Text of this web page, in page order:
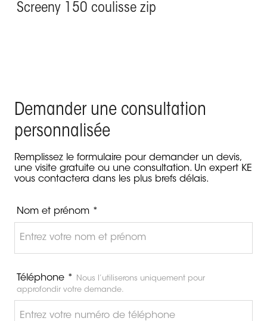
Screeny 150 coulisse zip
Demander une consultation
personnalisée
Remplissez le formulaire pour demander un devis,
une visite gratuite ou une consultation. Un expert KE
vous contactera dans les plus brefs délais.
Nom et prénom *
Téléphone *
Nous l’utiliserons uniquement pour
approfondir votre demande.